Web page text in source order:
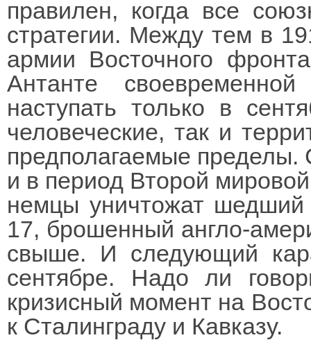
правилен, когда все
стратегии. Между тем в
армии Восточного
Антанте
наступать только в
человеческие, так и
предполагаемые пределы.
и в период Второй
немцы уничтожат
17, брошенный англо-
свыше. И следующий
сентябре. Надо ли
кризисный момент на
к Сталинграду и Кавказу.